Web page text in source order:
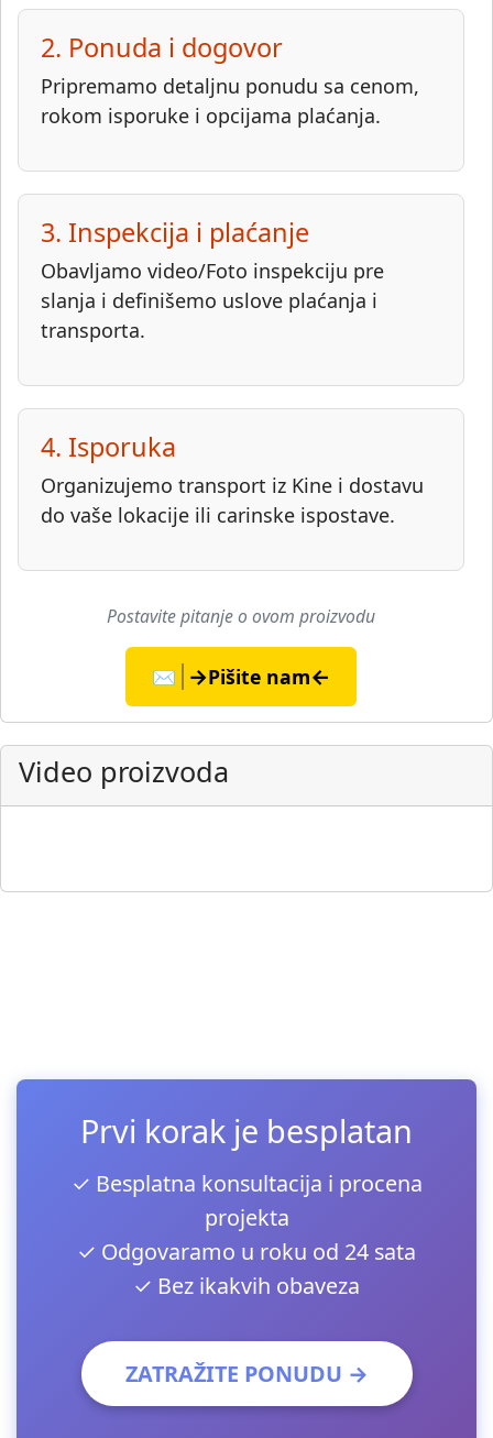
2. Ponuda i dogovor
Pripremamo detaljnu ponudu sa cenom,
rokom isporuke i opcijama plaćanja.
3. Inspekcija i plaćanje
Obavljamo video/Foto inspekciju pre
slanja i definišemo uslove plaćanja i
transporta.
4. Isporuka
Organizujemo transport iz Kine i dostavu
do vaše lokacije ili carinske ispostave.
Postavite pitanje o ovom proizvodu
✉️ →Pišite nam←
Video proizvoda
▶
Prvi korak je besplatan
✓ Besplatna konsultacija i procena
projekta
✓ Odgovaramo u roku od 24 sata
✓ Bez ikakvih obaveza
ZATRAŽITE PONUDU →